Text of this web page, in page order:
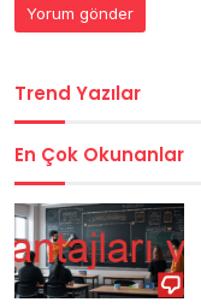
Trend Yazılar
En Çok Okunanlar